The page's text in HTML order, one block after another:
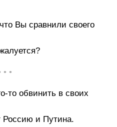
Вы сравнили своего
• •
то обвинить в своих
Россию и Путина.